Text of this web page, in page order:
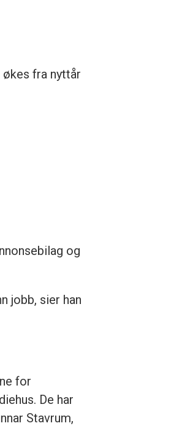
fra nyttår
og
jobb, sier han
for
De har
Stavrum,